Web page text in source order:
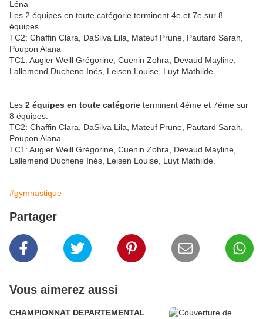
Léna
Les 2 équipes en toute catégorie terminent 4e et 7e sur 8
équipes.
TC2: Chaffin Clara, DaSilva Lila, Mateuf Prune, Pautard Sarah,
Poupon Alana
TC1: Augier Weill Grégorine, Cuenin Zohra, Devaud Mayline,
Lallemend Duchene Inés, Leisen Louise, Luyt Mathilde.
Les 2 équipes en toute catégorie terminent 4ème et 7ème sur
8 équipes.
TC2: Chaffin Clara, DaSilva Lila, Mateuf Prune, Pautard Sarah,
Poupon Alana
TC1: Augier Weill Grégorine, Cuenin Zohra, Devaud Mayline,
Lallemend Duchene Inés, Leisen Louise, Luyt Mathilde.
#gymnastique
Partager
Vous aimerez aussi
CHAMPIONNAT DEPARTEMENTAL